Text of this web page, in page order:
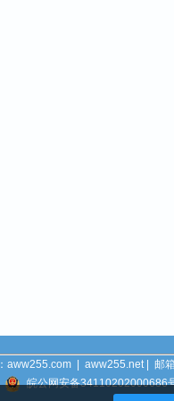
aww255.com| aww255.net| 邮
皖公网安备34110202000686